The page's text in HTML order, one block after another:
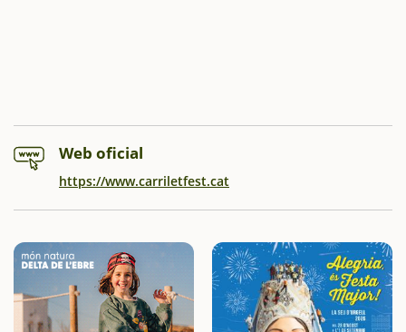
Web oficial
https://www.carriletfest.cat